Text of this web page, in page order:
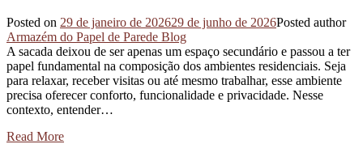
Posted on 29 de janeiro de 202629 de junho de 2026Posted author
Armazém do Papel de Parede Blog
A sacada deixou de ser apenas um espaço secundário e passou a ter
papel fundamental na composição dos ambientes residenciais. Seja
para relaxar, receber visitas ou até mesmo trabalhar, esse ambiente
precisa oferecer conforto, funcionalidade e privacidade. Nesse
contexto, entender…
Read More